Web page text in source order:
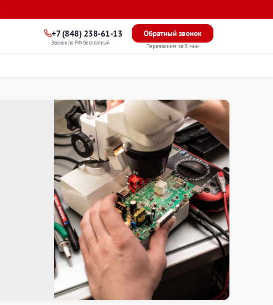
+7 (848) 238-61-13
Звонок по РФ бесплатный
Обратный звонок
Перезвоним за 5 мин